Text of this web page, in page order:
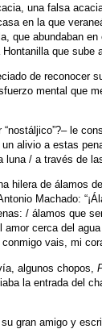
una falsa
en la que
que abundaban
que sube
de reconocer
mental que
le
alivio a estas
luna / a través de
hilera de álamos
Machado:
/ álamos que
cerca del
vais, mi
algunos chopos,
la entrada del
gran amigo y